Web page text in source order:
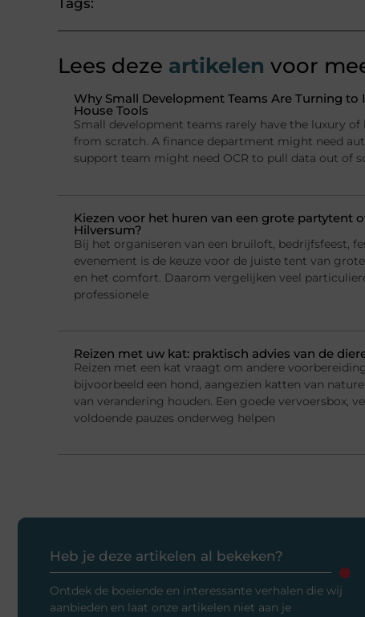
Tags:
Lees deze artikelen voor
Why Small Development Teams Are Turning to
House Tools
Small development teams rarely have the luxury
from scratch. A finance department might need
support team might need OCR to pull data out of
Kiezen voor het huren van een grote partytent
Hilversum?
Bij het organiseren van een bruiloft, bedrijfsfeest,
evenement is de keuze voor de juiste tent van
en het comfort. Daarom vergelijken veel
professionele
Reizen met uw kat: praktisch advies van de
Reizen met een kat vraagt om andere
bijvoorbeeld een hond, aangezien katten van
van verandering houden. Een goede vervoersbox,
voldoende pauzes onderweg helpen
Heb je deze artikelen al bekeken?
Ontdek de boeiende en interessante verhalen die wij
aanbieden en laat onze artikelen niet aan je